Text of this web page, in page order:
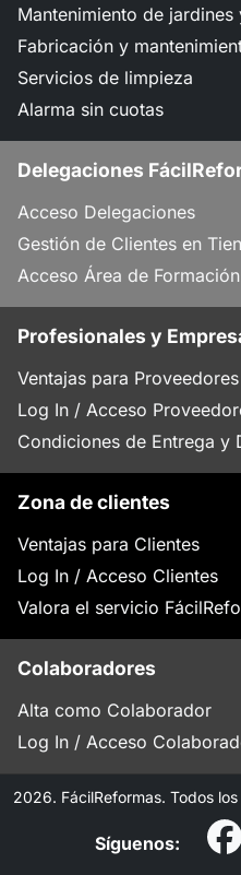
Mantenimiento de
Fabricación y
Servicios de limpieza
Alarma sin cuotas
Delegaciones
Acceso Delegaciones
Gestión de Clientes en
Acceso Área de Formación
Profesionales y
Ventajas para Proveedores
Log In / Acceso
Condiciones de Entrega y
Zona de clientes
Ventajas para Clientes
Log In / Acceso Clientes
Valora el servicio
Colaboradores
Alta como Colaborador
Log In / Acceso
2026. FácilReformas. Todos
Síguenos: